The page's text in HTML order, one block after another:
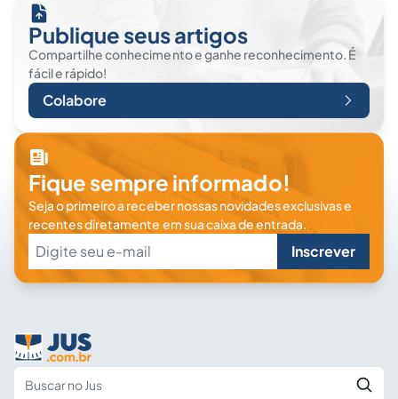
Publique seus artigos
Compartilhe conhecimento e ganhe reconhecimento. É
fácil e rápido!
Colabore
Fique sempre informado!
Seja o primeiro a receber nossas novidades exclusivas e
recentes diretamente em sua caixa de entrada.
Inscrever